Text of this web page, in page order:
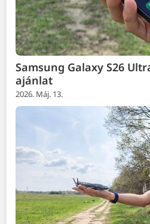
Samsung Galaxy S26
ajánlat
2026. Máj. 13.